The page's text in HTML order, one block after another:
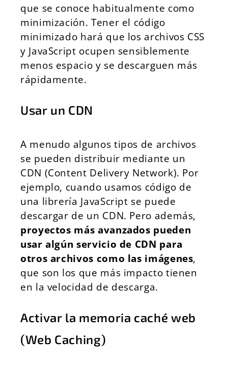
que se conoce habitualmente como
minimización. Tener el código
minimizado hará que los archivos CSS
y JavaScript ocupen sensiblemente
menos espacio y se descarguen más
rápidamente.
Usar un CDN
A menudo algunos tipos de archivos
se pueden distribuir mediante un
CDN (Content Delivery Network). Por
ejemplo, cuando usamos código de
una librería JavaScript se puede
descargar de un CDN. Pero además,
proyectos más avanzados pueden
usar algún servicio de CDN para
otros archivos como las imágenes,
que son los que más impacto tienen
en la velocidad de descarga.
Activar la memoria caché web
(Web Caching)